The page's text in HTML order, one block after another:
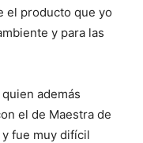
el producto que yo
y para las
además
el de Maestra de
fue muy difícil